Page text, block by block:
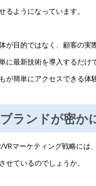
ようになっています。
が目的ではなく、顧客の
に最新技術を導入するだ
簡単にアクセスできる体
ランドが密か
マーケティング戦略に
ているのでしょうか。